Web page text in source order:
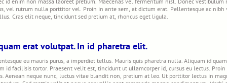
vel rutrum nulla porttitor vel. Proin in ante sem, at dictum erat. Pellentesque ac
Cras elit neque, tincidunt sed pretium at, rhoncus eget ligula.
erat volutpat. In id pharetra elit.
eu mauris purus, a imperdiet tellus. Mauris quis pharetra nulla. Aliquam id
id facilisis tortor. Praesent velit est, tincidunt ut ullamcorper id, cursus eu lectus.
Aenean neque nunc, luctus vitae blandit non, pretium at leo. Ut porttitor lectus in